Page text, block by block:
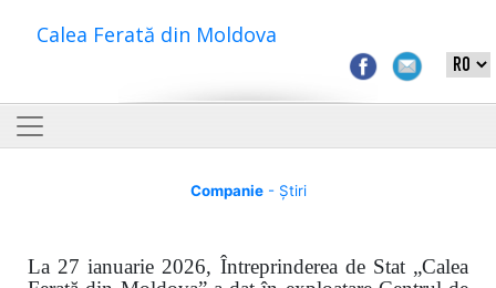
Calea Ferată din Moldova
Companie- Știri
La 27 ianuarie 2026, Întreprinderea de Stat „Calea